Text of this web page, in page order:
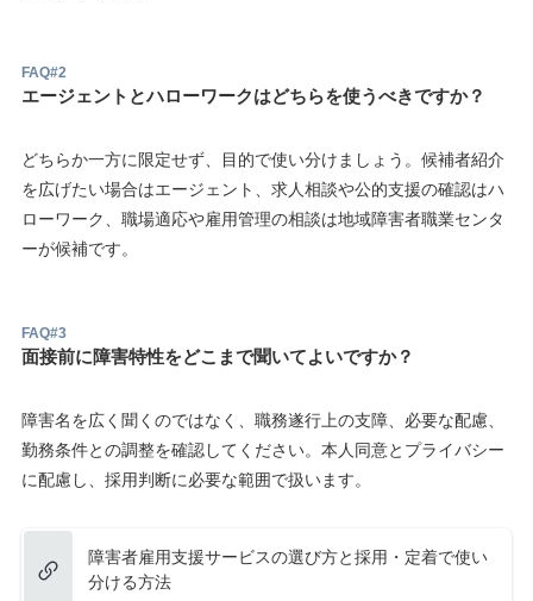
FAQ#2
エージェントとハローワークはどちらを使うべきですか？
どちらか一方に限定せず、目的で使い分けましょう。候補者紹介
を広げたい場合はエージェント、求人相談や公的支援の確認はハ
ローワーク、職場適応や雇用管理の相談は地域障害者職業センタ
ーが候補です。
FAQ#3
面接前に障害特性をどこまで聞いてよいですか？
障害名を広く聞くのではなく、職務遂行上の支障、必要な配慮、
勤務条件との調整を確認してください。本人同意とプライバシー
に配慮し、採用判断に必要な範囲で扱います。
障害者雇用支援サービスの選び方と採用・定着で使い
分ける方法